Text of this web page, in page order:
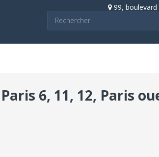
99,
6, 11, 12, Paris